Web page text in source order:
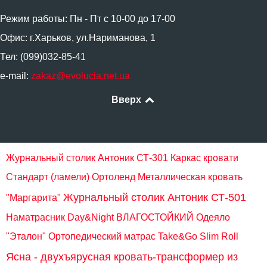
Режим работы: Пн - Пт с 10-00 до 17-00
Офис: г.Харьков, ул.Нариманова, 1
Тел: (099)032-85-41
e-mail: zakaz@evolucia.net.ua
Вверх
Журнальный столик Антоник СТ-301 Каркас кровати
Стандарт (ламели) Ортоленд Металлическая кровать
"Маргарита" Журнальный столик Антоник СТ-501
Наматрасник Day&Night ВЛАГОСТОЙКИЙ Одеяло
"Эталон" Ортопедический матрас Take&Go Slim Roll
Ясна - двухъярусная кровать-трансформер из